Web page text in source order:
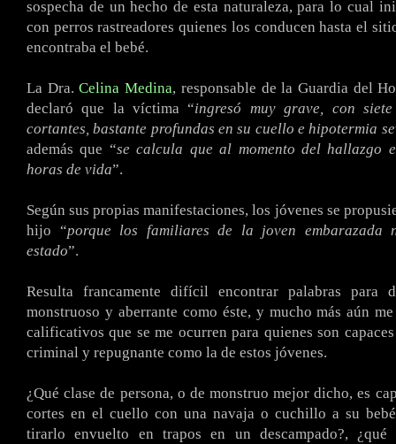
sospecha de un hecho de esta naturaleza, para lo cual
con perros rastreadores quienes los conducen hasta el
encontraba el bebé.
La Dra.Celina Medina, responsable de la Guardia del
declaró que la víctima “ingresó muy grave, con
cortantes, bastante profundas en su cuello e hipotermia
además que “se calcula que al momento del hallazgo
horas de vida”.
Según sus propias manifestaciones, los jóvenes se
hijo “porque los familiares de la joven embarazada
estado”.
Resulta francamente difícil encontrar palabras para
monstruoso y aberrante como éste, y mucho más aún
calificativos que se me ocurren para quienes son
criminal y repugnante como la de estos jóvenes.
¿Qué clase de persona, o de monstruo mejor dicho, es
cortes en el cuello con una navaja o cuchillo a su
tirarlo envuelto en trapos en un descampado?,